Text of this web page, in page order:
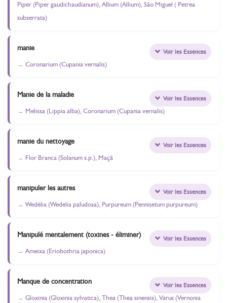
Piper (Piper gaudichaudianum), Allium (Allium), São Miguel ( Petrea
subserrata)
manie
Coronarium (Cupania vernalis)
Voir les Essences
Manie de la maladie
Melissa (Lippia alba), Coronarium (Cupania vernalis)
Voir les Essences
manie du nettoyage
Flor Branca (Solanum s.p.), Maçã
Voir les Essences
manipuler les autres
Wedélia (Wedelia paludosa), Purpureum (Pennisetum purpureum)
Voir les Essences
Manipulé mentalement (toxines - éliminer)
Ameixa (Eriobothria japonica)
Voir les Essences
Manque de concentration
Gloxinia (Gloxinia sylvatica), Thea (Thea sinensis), Varus (Vernonia
Voir les Essences